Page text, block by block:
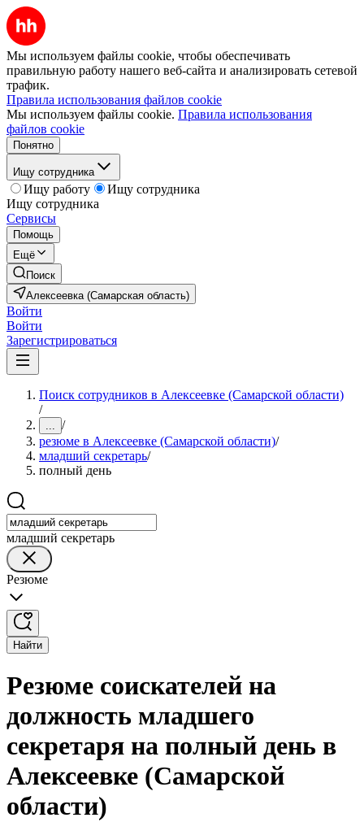
Мы используем файлы cookie, чтобы обеспечивать
правильную работу нашего веб-сайта и анализировать сетевой
трафик.
Правила использования файлов cookie
Мы используем файлы cookie. Правила использования
файлов cookie
Понятно
Ищу сотрудника
Ищу работу
Ищу сотрудника
Ищу сотрудника
Сервисы
Помощь
Ещё
Поиск
Алексеевка (Самарская область)
Войти
Войти
Зарегистрироваться
Поиск сотрудников в Алексеевке (Самарской области)
/
... /
резюме в Алексеевке (Самарской области)/
младший секретарь/
полный день
младший секретарь
Резюме
Найти
Резюме соискателей на
должность младшего
секретаря на полный день в
Алексеевке (Самарской
области)